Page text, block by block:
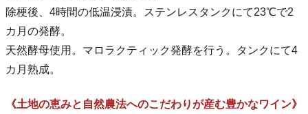
除梗後、4時間の低温浸漬。ステンレスタンクにて23℃で2
カ月の発酵。
天然酵母使用。マロラクティック発酵を行う。タンクにて4
カ月熟成。
《土地の恵みと自然農法へのこだわりが産む豊かなワイン》